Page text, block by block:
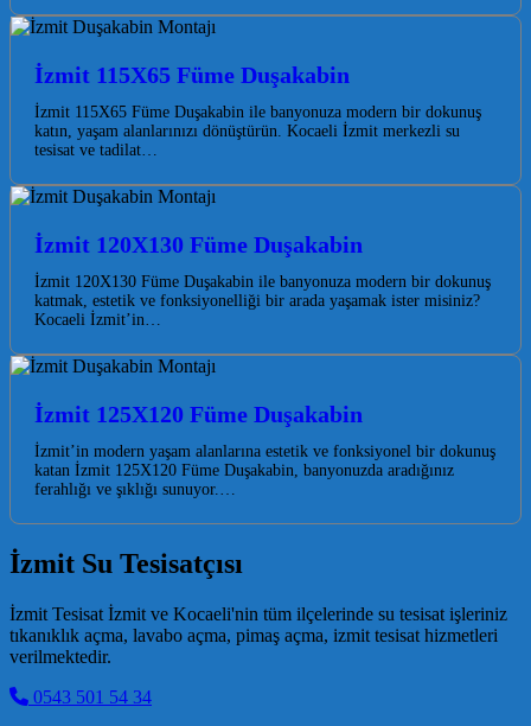
İzmit 115X65 Füme Duşakabin
İzmit 115X65 Füme Duşakabin ile banyonuza modern bir dokunuş
katın, yaşam alanlarınızı dönüştürün. Kocaeli İzmit merkezli su
tesisat ve tadilat…
İzmit 120X130 Füme Duşakabin
İzmit 120X130 Füme Duşakabin ile banyonuza modern bir dokunuş
katmak, estetik ve fonksiyonelliği bir arada yaşamak ister misiniz?
Kocaeli İzmit’in…
İzmit 125X120 Füme Duşakabin
İzmit’in modern yaşam alanlarına estetik ve fonksiyonel bir dokunuş
katan İzmit 125X120 Füme Duşakabin, banyonuzda aradığınız
ferahlığı ve şıklığı sunuyor.…
İzmit Su Tesisatçısı
İzmit Tesisat İzmit ve Kocaeli'nin tüm ilçelerinde su tesisat işleriniz
tıkanıklık açma, lavabo açma, pimaş açma, izmit tesisat hizmetleri
verilmektedir.
0543 501 54 34